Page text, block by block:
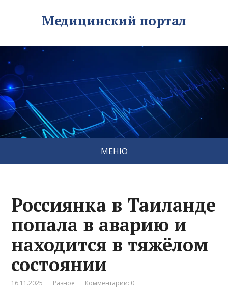
Медицинский портал
МЕНЮ
Россиянка в Таиланде
попала в аварию и
находится в тяжёлом
состоянии
16.11.2025 Разное Комментарии: 0